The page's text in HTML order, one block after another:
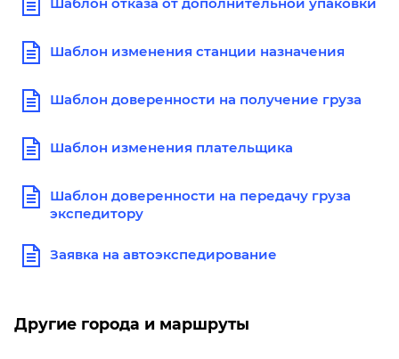
Шаблон изменения станции назначения
Шаблон доверенности на получение груза
Шаблон изменения плательщика
Шаблон доверенности на передачу груза
экспедитору
Заявка на автоэкспедирование
Другие города и маршруты